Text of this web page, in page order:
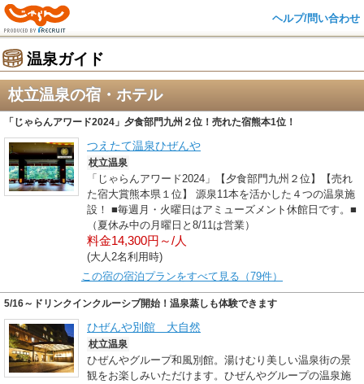
ヘルプ/問い合わせ
温泉ガイド
杖立温泉の宿・ホテル
「じゃらんアワード2024」夕食部門九州２位！売れた宿熊本1位！
つえたて温泉ひぜんや
杖立温泉
「じゃらんアワード2024」【夕食部門九州２位】【売れ
た宿大賞熊本県１位】 源泉11本を活かした４つの温泉施
設！ ■毎週月・火曜日はアミューズメント休館日です。■
（夏休み中の月曜日と8/11は営業）
料金14,300円～/人
(大人2名利用時)
この宿の宿泊プランをすべて見る（79件）
5/16～ドリンクインクルーシブ開始！温泉蒸しも体験できます
ひぜんや別館 大自然
杖立温泉
ひぜんやグループ和風別館。湯けむり美しい温泉街の景
観をお楽しみいただけます。ひぜんやグループの温泉施